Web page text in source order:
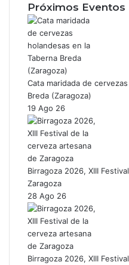
Próximos Eventos
Cata maridada de
Breda (Zaragoza)
19 Ago 26
Birragoza 2026, XIII
Zaragoza
28 Ago 26
Birragoza 2026, XIII